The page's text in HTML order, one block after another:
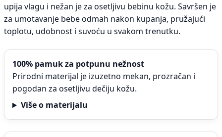
upija vlagu i nežan je za osetljivu bebinu kožu. Savršen je
za umotavanje bebe odmah nakon kupanja, pružajući
toplotu, udobnost i suvoću u svakom trenutku.
100% pamuk za potpunu nežnost
Prirodni materijal je izuzetno mekan, prozračan i
pogodan za osetljivu dečiju kožu.
Više o materijalu